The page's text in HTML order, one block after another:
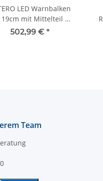
LED Warnbalken
mit Mittelteil -
gelb
502,99 € *
Team